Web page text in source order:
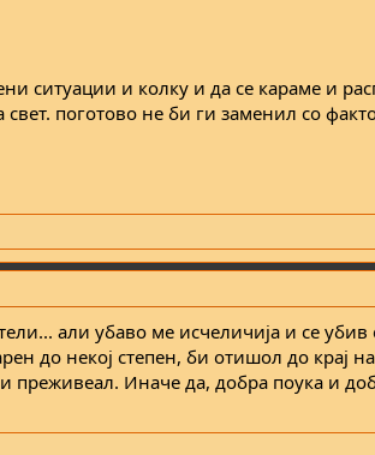
ситуации и колку и да се караме и
поготово не би ги заменил со
али убаво ме исчеличија и се убив
до некој степен, би отишол до крај
преживеал. Иначе да, добра поука и